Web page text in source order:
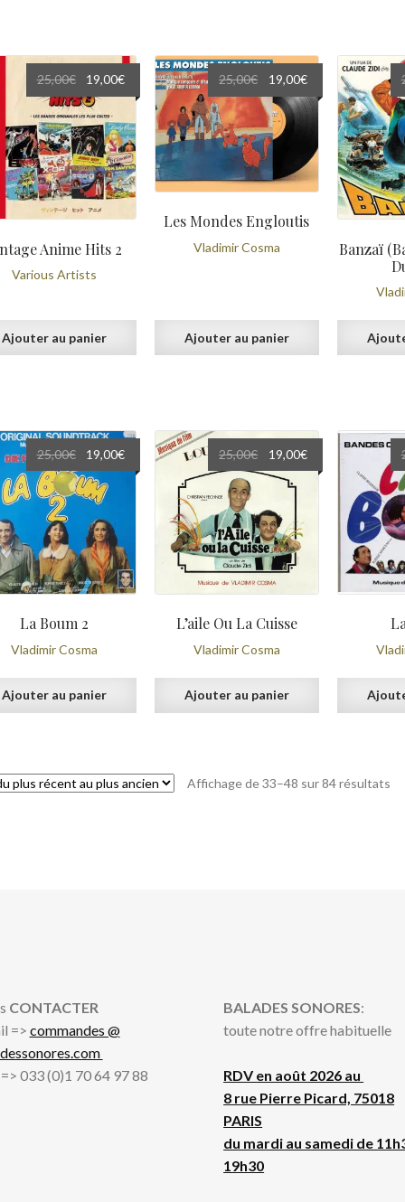
Anime Hits 2
Various Artists
25,00€
Le
prix
initial
était :
25,00€.
19,00€Le
prix
actuel
est :
19,00€.
Ajouter au panier
Les Mondes Engloutis
Vladimir Cosma
25,00€
Le
prix
initial
était :
25,00€.
19,00€Le
prix
actuel
19,00€.
Ajouter au panier
Banzaï
La Boum 2
Vladimir Cosma
25,00€
Le
prix
initial
25,00€.
19,00€Le
prix
Ajouter au panier
L’aile Ou La Cuisse
Vladimir Cosma
25,00€
Le
prix
initial
était :
25,00€.
19,00€Le
prix
19,00€.
Ajouter au panier
Affichage de 33–48 sur 84 résultatsTrié
CONTACTER
=> commandes @
033 (0)1 70 64 97 88
BALADES SONORES:
toute notre offre habituelle
RDV en août 2026 au
8 rue Pierre Picard, 75018
PARIS
du mardi au samedi de
19h30